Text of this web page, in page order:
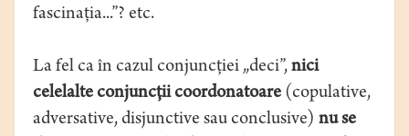
fascinaţia...”? etc.
La fel ca în cazul conjuncţiei „deci”,nici
celelalte conjuncţii coordonatoare (copulative,
adversative, disjunctive sau conclusive) nu se